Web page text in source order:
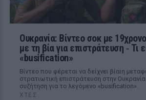
Ουκρανία: Βίντεο σοκ με
με τη βία για επιστράτευση ‑ Τι
«busification»
Βίντεο που φέρεται να δείχνει βίαιη
στρατιωτική επιστράτευση στην
συζήτηση για το λεγόμενο «busification».
ΧΤΕΣ